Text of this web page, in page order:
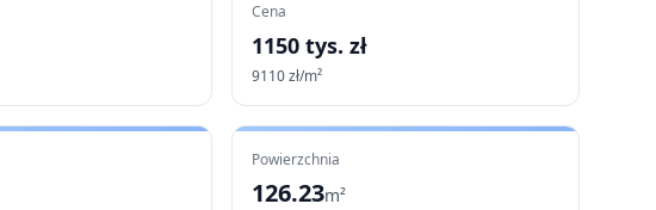
Cena
1150 tys. zł
9110zł/m²
Powierzchnia
126.23m²